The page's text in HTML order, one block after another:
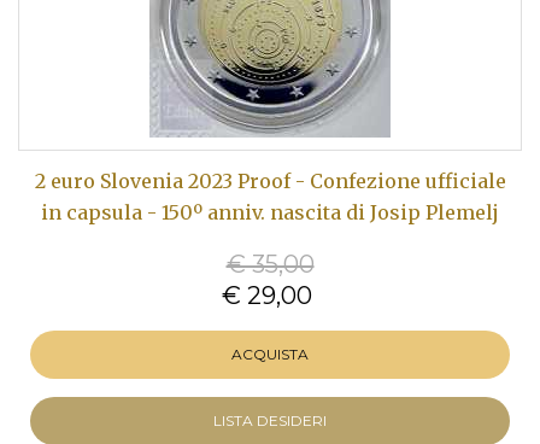
2 euro Slovenia 2023 Proof - Confezione ufficiale
in capsula - 150º anniv. nascita di Josip Plemelj
€ 35,00
€ 29,00
ACQUISTA
LISTA DESIDERI